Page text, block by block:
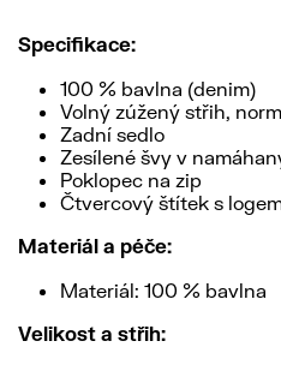
Specifikace:
100 % bavlna (denim)
Volný zúžený střih,
Zadní sedlo
Zesílené švy v
Poklopec na zip
Čtvercový štítek s
Materiál a péče:
Materiál: 100 % bavlna
Velikost a střih: